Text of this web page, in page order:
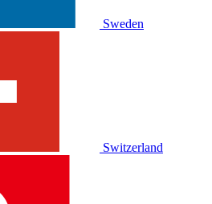
Sweden
Switzerland